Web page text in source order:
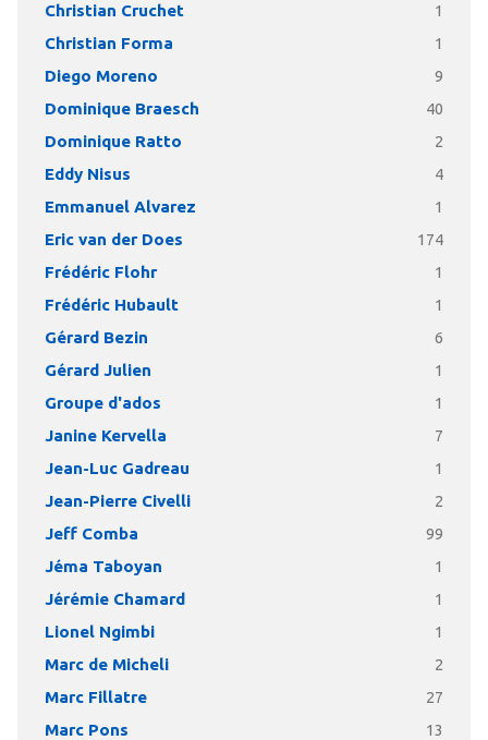
Christian Cruchet 1
Christian Forma 1
Diego Moreno 9
Dominique Braesch 40
Dominique Ratto 2
Eddy Nisus 4
Emmanuel Alvarez 1
Eric van der Does 174
Frédéric Flohr 1
Frédéric Hubault 1
Gérard Bezin 6
Gérard Julien 1
Groupe d'ados 1
Janine Kervella 7
Jean-Luc Gadreau 1
Jean-Pierre Civelli 2
Jeff Comba 99
Jéma Taboyan 1
Jérémie Chamard 1
Lionel Ngimbi 1
Marc de Micheli 2
Marc Fillatre 27
Marc Pons 13